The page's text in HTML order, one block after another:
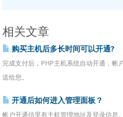
相关文章
购买主机后多长时间可以开通?
完成支付后，PHP主机系统自动开通，
送给您。
开通后如何进入管理面板？
帐户开通信里有主机管理地址及登录信息